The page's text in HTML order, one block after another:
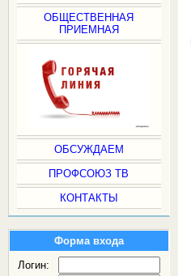
ОБЩЕСТВЕННАЯ
ПРИЕМНАЯ
ОБСУЖДАЕМ
ПРОФСОЮЗ ТВ
КОНТАКТЫ
Форма входа
Логин: